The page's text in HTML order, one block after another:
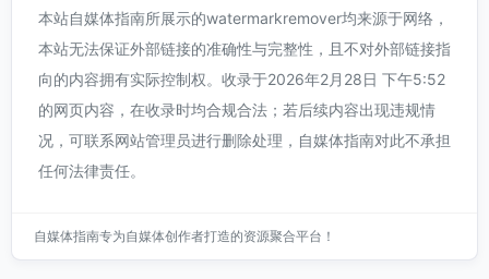
本站自媒体指南所展示的watermarkremover均来源于网络，
本站无法保证外部链接的准确性与完整性，且不对外部链接指
向的内容拥有实际控制权。收录于2026年2月28日 下午5:52
的网页内容，在收录时均合规合法；若后续内容出现违规情
况，可联系网站管理员进行删除处理，自媒体指南对此不承担
任何法律责任。
自媒体指南专为自媒体创作者打造的资源聚合平台！